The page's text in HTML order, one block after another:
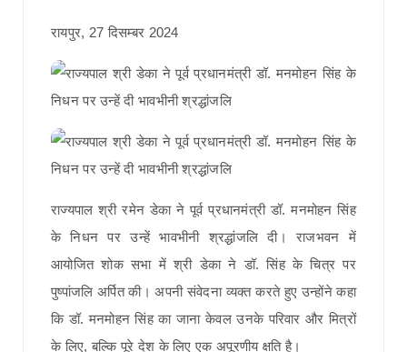
रायपुर, 27 दिसम्बर 2024
राज्यपाल श्री रमेन डेका ने पूर्व प्रधानमंत्री डॉ. मनमोहन सिंह
के निधन पर उन्हें भावभीनी श्रद्धांजलि दी। राजभवन में
आयोजित शोक सभा में श्री डेका ने डॉ. सिंह के चित्र पर
पुष्पांजलि अर्पित की। अपनी संवेदना व्यक्त करते हुए उन्होंने कहा
कि डॉ. मनमोहन सिंह का जाना केवल उनके परिवार और मित्रों
के लिए, बल्कि पूरे देश के लिए एक अपूरणीय क्षति है।